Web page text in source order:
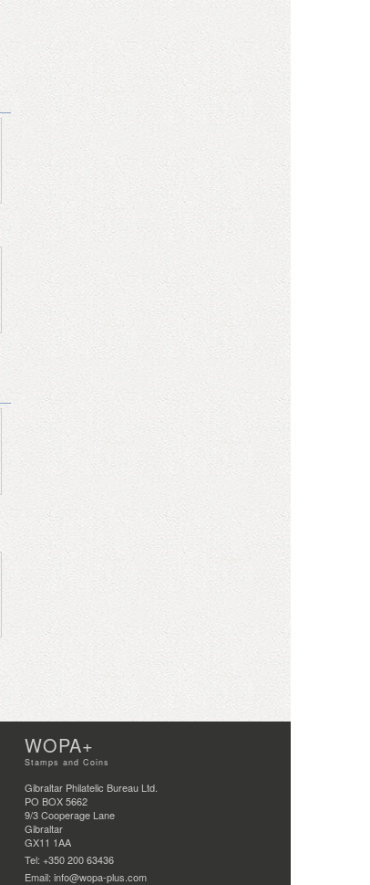
WOPA+
Stamps and Coins
Gibraltar Philatelic Bureau Ltd.
PO BOX 5662
9/3 Cooperage Lane
Gibraltar
GX11 1AA
Tel: +350 200 63436
Email: info@wopa-plus.com